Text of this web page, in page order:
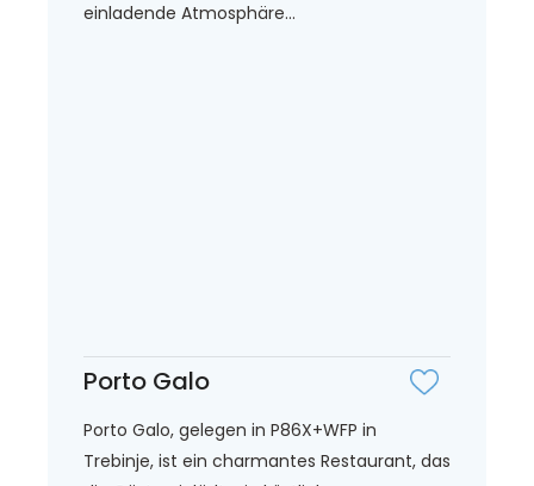
einladende Atmosphäre...
Porto Galo
Porto Galo, gelegen in P86X+WFP in
Trebinje, ist ein charmantes Restaurant, das